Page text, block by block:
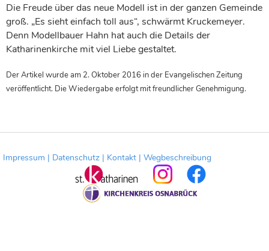
Die Freude über das neue Modell ist in der ganzen Gemeinde
groß. „Es sieht einfach toll aus“, schwärmt Kruckemeyer.
Denn Modellbauer Hahn hat auch die Details der
Katharinenkirche mit viel Liebe gestaltet.
Der Artikel wurde am 2. Oktober 2016 in der Evangelischen Zeitung
veröffentlicht. Die Wiedergabe erfolgt mit freundlicher Genehmigung.
Impressum | Datenschutz | Kontakt | Wegbeschreibung